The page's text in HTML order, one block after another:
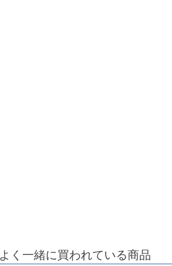
よく一緒に買われている商品